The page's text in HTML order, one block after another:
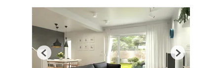
Previous Next